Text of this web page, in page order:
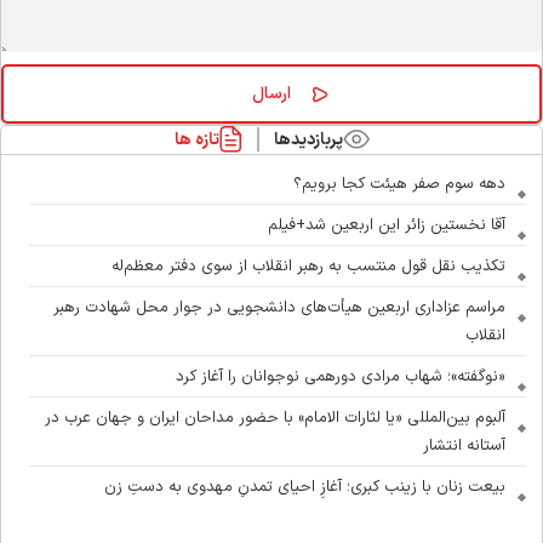
پربازدیدها تازه ها
دهه سوم صفر هیئت کجا برویم؟
آقا نخستین زائر این اربعین شد+فیلم
تکذیب نقل قول منتسب به رهبر انقلاب از سوی دفتر معظم‌له
مراسم عزاداری اربعین هیأت‌های دانشجویی در جوار محل شهادت رهبر
انقلاب
«نوگفته»؛ شهاب مرادی دورهمی نوجوانان را آغاز کرد
آلبوم بین‌المللی «یا لثارات الامام» با حضور مداحان ایران و جهان عرب در
آستانه انتشار
بیعت زنان با زینب کبری؛ آغازِ احیای تمدنِ مهدوی به دستِ زن